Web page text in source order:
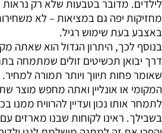
לילדים. מדובר בטבעות שלא רק
מחזיקות יפה גם במציאות – לא
באצבע בעת שימוש רגיל.
בנוסף לכך, היתרון הגדול הוא שאתה
דרך יבואן תכשיטים זולים שמתמחה
שאומר פחות תיווך ויותר תמורה
המקומי או אונליין ואתה מחפש מוצר
לתמחר אותו נכון ועדיין להרוויח ממנו
בשבילך. ראינו לקוחות שבנו מארזים